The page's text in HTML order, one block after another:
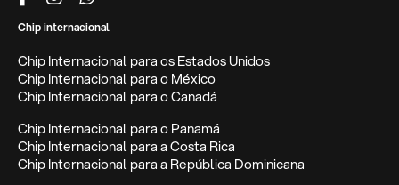
Chip internacional
Chip Internacional para os Estados Unidos
Chip Internacional para o México
Chip Internacional para o Canadá
Chip Internacional para o Panamá
Chip Internacional para a Costa Rica
Chip Internacional para a República Dominicana